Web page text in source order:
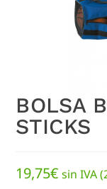
BOLSA
STICKS
19,75€ sin IVA (